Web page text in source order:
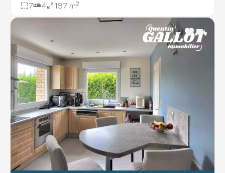
7 4 187 m²